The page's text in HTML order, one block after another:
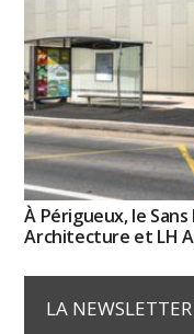
À Périgueux, le Sans
Architecture et LH
LA